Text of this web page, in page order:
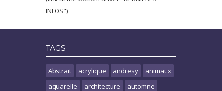
INFOS")
TAGS
Abstrait acrylique andresy
animaux
aquarelle
architecture
automne